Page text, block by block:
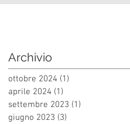
Archivio
ottobre 2024 (1)
aprile 2024 (1)
settembre 2023 (1)
giugno 2023 (3)